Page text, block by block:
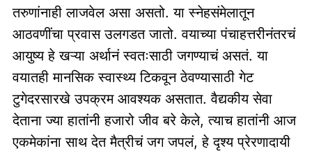
तरुणांनाही लाजवेल असा असतो. या स्नेहसंमेलातून
आठवणींचा प्रवास उलगडत जातो. वयाच्या पंचाहत्तरीनंतरचं
आयुष्य हे खऱ्या अर्थानं स्वतःसाठी जगण्याचं असतं. या
वयातही मानसिक स्वास्थ्य टिकवून ठेवण्यासाठी गेट
टुगेदरसारखे उपक्रम आवश्यक असतात. वैद्यकीय सेवा
देताना ज्या हातांनी हजारो जीव बरे केले, त्याच हातांनी आज
एकमेकांना साथ देत मैत्रीचं जग जपलं, हे दृश्य प्रेरणादायी